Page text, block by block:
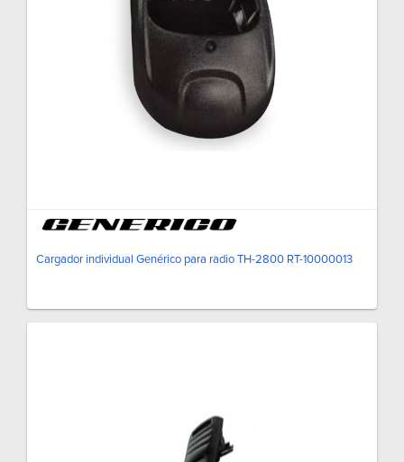
Cargador individual Genérico para radio TH-2800 RT-10000013